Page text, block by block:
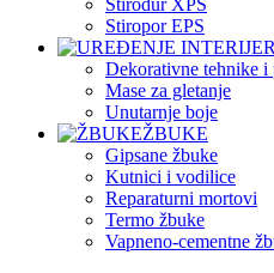
Stirodur XPS
Stiropor EPS
Dekorativne tehnike i
Mase za gletanje
Unutarnje boje
ŽBUKE
Gipsane žbuke
Kutnici i vodilice
Reparaturni mortovi
Termo žbuke
Vapneno-cementne